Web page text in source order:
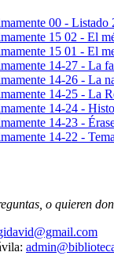
00 - Listado
15 02 - El
15 01 - El
14-27 - La
14-26 - La
14-25 - La
14-24 -
14-23 -
14-22 -
o quieren